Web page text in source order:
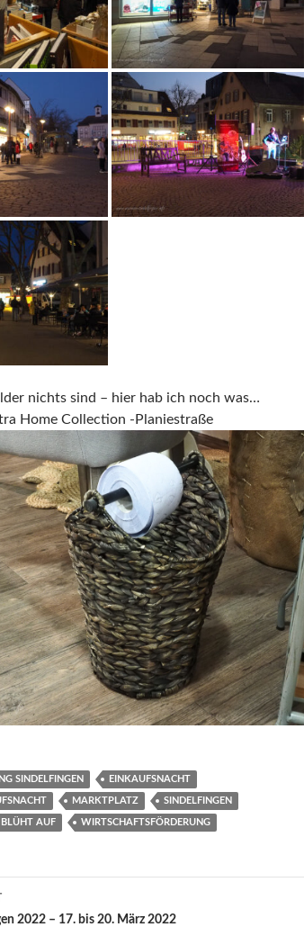
nichts sind – hier hab ich noch was…
Home Collection -Planiestraße
SINDELFINGEN EINKAUFSNACHT
MARKTPLATZ SINDELFINGEN
BLÜHT AUF WIRTSCHAFTSFÖRDERUNG
2022 – 17. bis 20. März 2022